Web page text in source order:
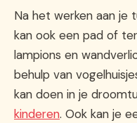
Na het werken aan je
kan ook een pad of
lampions en
behulp van
kan doen in je
kinderen. Ook kan je